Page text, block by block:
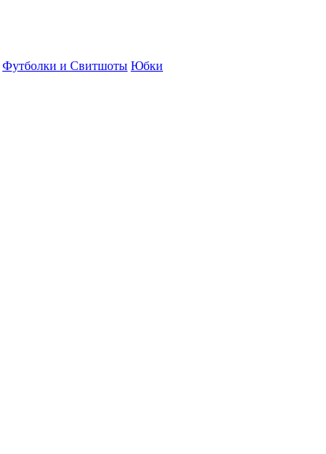
Футболки и Свитшоты Юбки